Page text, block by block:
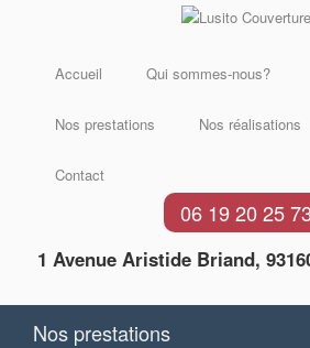
Accueil Qui sommes-nous?
Nos prestations Nos réalisations
Contact
06 19 20 25 73
1 Avenue Aristide Briand,
Nos prestations